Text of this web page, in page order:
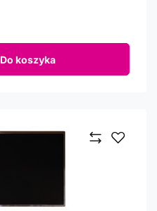
Do koszyka